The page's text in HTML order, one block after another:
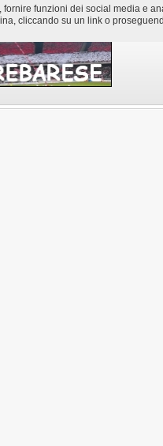
funzioni dei social media e
cliccando su un link o